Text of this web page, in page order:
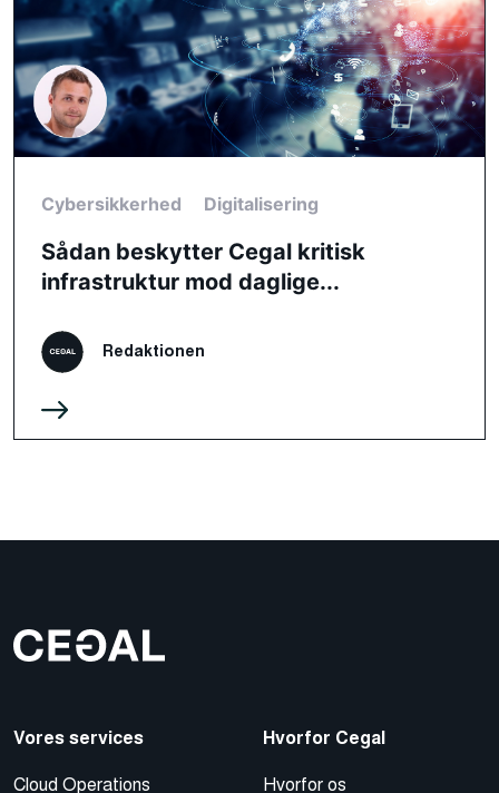
Cybersikkerhed Digitalisering
Sådan beskytter Cegal kritisk
infrastruktur mod daglige...
Redaktionen
Vores services
Cloud Operations
Hvorfor Cegal
Hvorfor os